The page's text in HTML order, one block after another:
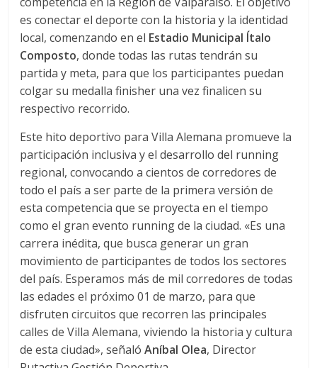
es conectar el deporte con la historia y la identidad
local, comenzando en el Estadio Municipal Ítalo
Composto, donde todas las rutas tendrán su
partida y meta, para que los participantes puedan
colgar su medalla finisher una vez finalicen su
respectivo recorrido.
Este hito deportivo para Villa Alemana promueve la
participación inclusiva y el desarrollo del running
regional, convocando a cientos de corredores de
todo el país a ser parte de la primera versión de
esta competencia que se proyecta en el tiempo
como el gran evento running de la ciudad. «Es una
carrera inédita, que busca generar un gran
movimiento de participantes de todos los sectores
del país. Esperamos más de mil corredores de todas
las edades el próximo 01 de marzo, para que
disfruten circuitos que recorren las principales
calles de Villa Alemana, viviendo la historia y cultura
de esta ciudad», señaló Aníbal Olea, Director